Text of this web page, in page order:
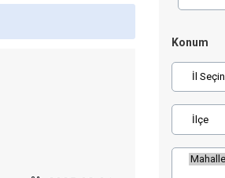
Konum